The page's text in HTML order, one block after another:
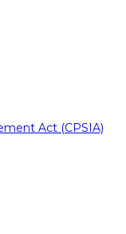
Act (CPSIA)